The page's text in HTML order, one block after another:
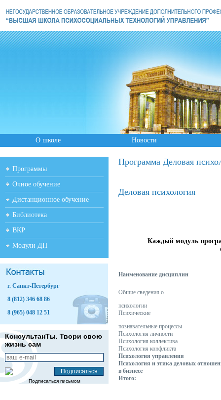
О школе Новости
Программы
Очное обучение
Дистанционное обучение
Библиотека
ВКР
Модули ДП
г. Санкт-Петербург
8 (812) 346 68 86
8 (965) 048 12 51
КонсультанТы. Твори свою
жизнь сам
Подписаться письмом
Программа Деловая
Деловая психология
Каждый модуль
Наименование дисциплин
Общие сведения о
психологии
Психические
познавательные процессы
Психология личности
Психология коллектива
Психология конфликта
Психология управления
Психология и этика деловых
в бизнесе
Итого: